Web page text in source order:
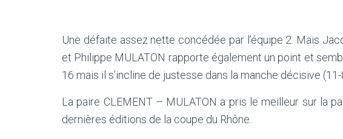
Une défaite assez nette concédée par l’équipe 2. Mais
et Philippe MULATON rapporte également un point et
16 mais il s’incline de justesse dans la manche décisive (11-
La paire CLEMENT – MULATON a pris le meilleur sur la
dernières éditions de la coupe du Rhône.